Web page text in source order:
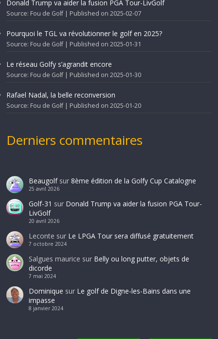
Donald Trump va aider la fusion PGA Tour-LivGolf
Source: Fou de Golf Published on 2025-02-07
Pourquoi le TGL va révolutionner le golf en 2025?
Source: Fou de Golf Published on 2025-01-31
Le réseau Golfy s’agrandit encore
Source: Fou de Golf Published on 2025-01-30
Rafael Nadal, la belle reconversion
Source: Fou de Golf Published on 2025-01-20
Derniers commentaires
Beaugolfsur 8ème édition de la Golfy Cup Catalogne
25 avril 2026
Golf-31 sur Donald Trump va aider la fusion PGA Tour-
LivGolf
20 avril 2026
Leconte sur Le LPGA Tour sera diffusé gratuitement
7 octobre 2024
Salgues maurice sur Belly ou long putter, objets de
dicorde
7 mai 2024
Dominique sur Le golf de Digne-les-Bains dans une
impasse
8 janvier 2024